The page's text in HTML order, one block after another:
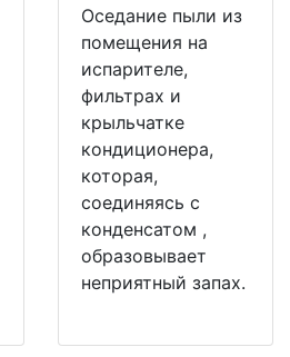
Оседание пыли из
помещения на
испарителе,
фильтрах и
крыльчатке
кондиционера,
которая,
соединяясь с
конденсатом ,
образовывает
неприятный запах.